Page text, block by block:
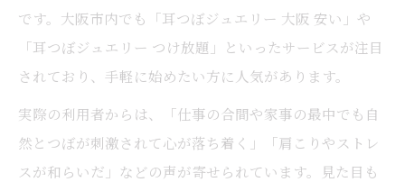
です。大阪市内でも「耳つぼジュエリー 大阪 安い」や
「耳つぼジュエリー つけ放題」といったサービスが注目
されており、手軽に始めたい方に人気があります。
実際の利用者からは、「仕事の合間や家事の最中でも自
然とつぼが刺激されて心が落ち着く」「肩こりやストレ
スが和らいだ」などの声が寄せられています。見た目も